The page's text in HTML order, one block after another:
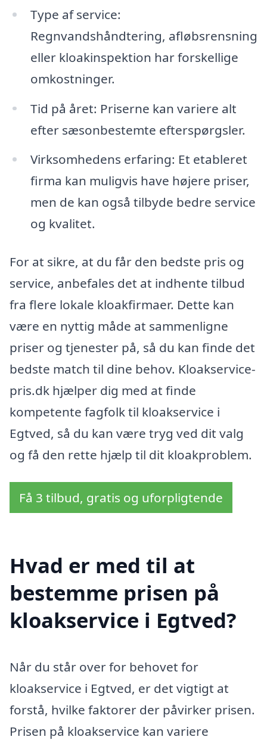
Type af service:
Regnvandshåndtering, afløbsrensning
eller kloakinspektion har forskellige
omkostninger.
Tid på året: Priserne kan variere alt
efter sæsonbestemte efterspørgsler.
Virksomhedens erfaring: Et etableret
firma kan muligvis have højere priser,
men de kan også tilbyde bedre service
og kvalitet.
For at sikre, at du får den bedste pris og
service, anbefales det at indhente tilbud
fra flere lokale kloakfirmaer. Dette kan
være en nyttig måde at sammenligne
priser og tjenester på, så du kan finde det
bedste match til dine behov. Kloakservice-
pris.dk hjælper dig med at finde
kompetente fagfolk til kloakservice i
Egtved, så du kan være tryg ved dit valg
og få den rette hjælp til dit kloakproblem.
Få 3 tilbud, gratis og uforpligtende
Hvad er med til at
bestemme prisen på
kloakservice i Egtved?
Når du står over for behovet for
kloakservice i Egtved, er det vigtigt at
forstå, hvilke faktorer der påvirker prisen.
Prisen på kloakservice kan variere